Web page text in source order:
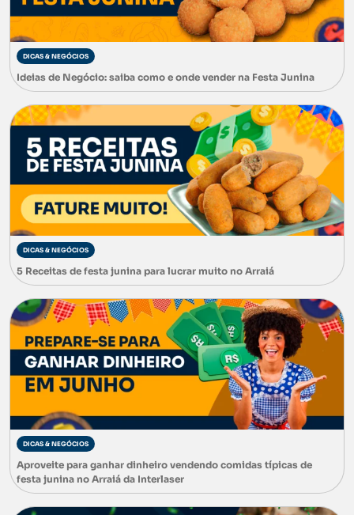
DICAS & NEGÓCIOS
Ideias de Negócio: saiba como e onde vender na Festa Junina
DICAS & NEGÓCIOS
5 Receitas de festa junina para lucrar muito no Arraiá
DICAS & NEGÓCIOS
Aproveite para ganhar dinheiro vendendo comidas típicas de
festa junina no Arraiá da Interlaser